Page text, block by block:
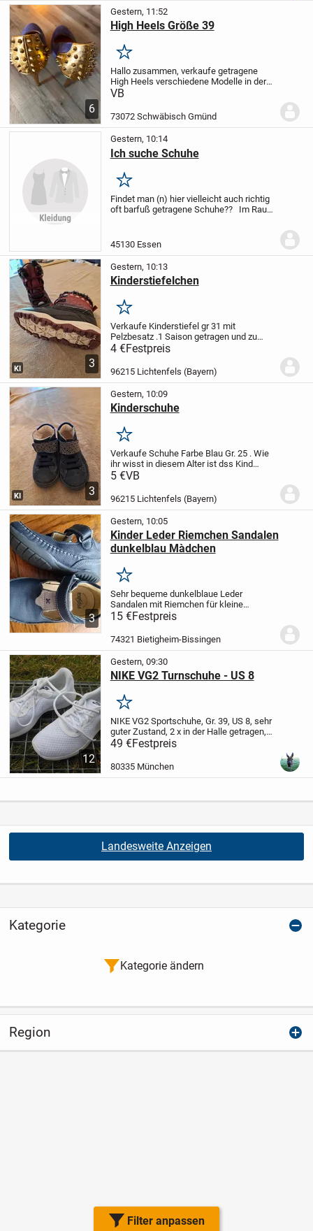
Filter anpassen
6
Gestern, 11:52
High Heels Größe 39
Merken
Hallo zusammen, verkaufe getragene
High Heels verschiedene Modelle in der
Größe 39.Bei Fragen melden 🙋‍♀️
VB
73072 Schwäbisch Gmünd
Gestern, 10:14
Ich suche Schuhe
Merken
Findet man (n) hier vielleicht auch richtig
oft barfuß getragene Schuhe??
Im Raum
45130 Essen
3
KI
Gestern, 10:13
Kinderstiefelchen
Merken
Verkaufe Kinderstiefel gr 31 mit
Pelzbesatz .1 Saison getragen und zu
schade zum wegschmeißen .
findet er ein zweites Glück .
4 €Festpreis
96215 Lichtenfels (Bayern)
3
KI
Gestern, 10:09
Kinderschuhe
Merken
Verkaufe Schuhe Farbe Blau Gr. 25 . Wie
ihr wisst in diesem Alter ist dss Kind
gleich hetausgewschsen ,also 1 Saison
.Preis 5 Euro
5 €VB
96215 Lichtenfels (Bayern)
3
Gestern, 10:05
Kinder Leder Riemchen Sandalen
dunkelblau Màdchen
Merken
Sehr bequeme dunkelblaue Leder
Sandalen mit Riemchen für kleine
Mãdchen.Vorne breit geachnitten also
sehr bequem
rausgewachsen=fast ungetragen.
Festpreis 15,-
Mit der Bitte um...
15 €Festpreis
74321 Bietigheim-Bissingen
12
Gestern, 09:30
NIKE VG2 Turnschuhe - US 8
Merken
NIKE VG2 Sportschuhe, Gr. 39, US 8, sehr
guter Zustand, 2 x in der Halle getragen,
Nichtraucherhaushalt, Besichtigung
erwünscht, Verkaufspreis 49 € - Versand
möglich (wird gut verpackt) 7 € -...
49 €Festpreis
80335 München
Landesweite Anzeigen
Kategorie
Kategorie ändern
Region